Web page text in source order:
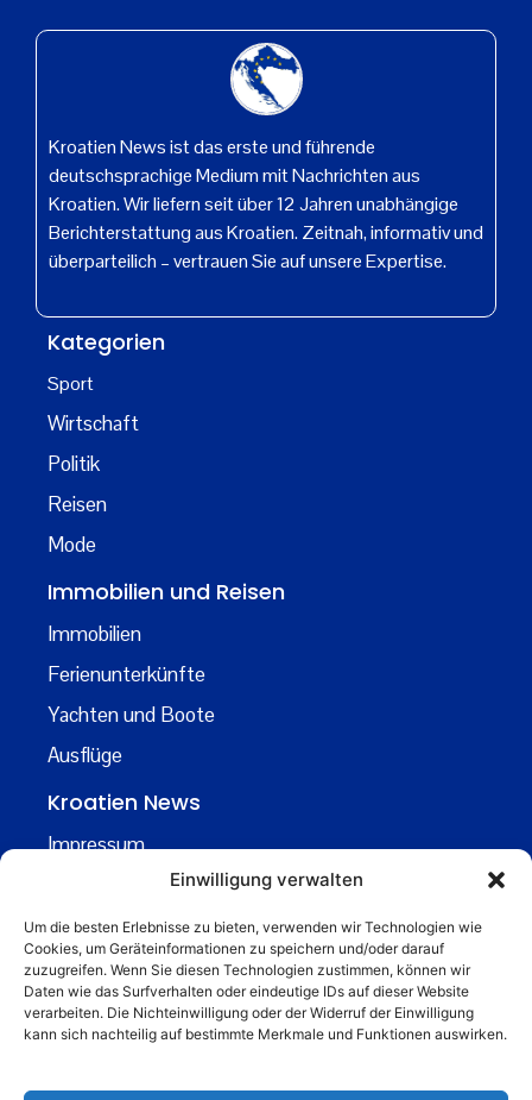
Einwilligung verwalten
Um die besten Erlebnisse zu bieten, verwenden wir Technologien wie
Cookies, um Geräteinformationen zu speichern und/oder darauf
zuzugreifen. Wenn Sie diesen Technologien zustimmen, können wir
Daten wie das Surfverhalten oder eindeutige IDs auf dieser Website
verarbeiten. Die Nichteinwilligung oder der Widerruf der Einwilligung
kann sich nachteilig auf bestimmte Merkmale und Funktionen auswirken.
Kroatien News ist das erste und führende
deutschsprachige Medium mit Nachrichten aus
Kroatien. Wir liefern seit über 12 Jahren unabhängige
Berichterstattung aus Kroatien. Zeitnah, informativ und
überparteilich – vertrauen Sie auf unsere Expertise.
Kategorien
Sport
Wirtschaft
Politik
Reisen
Mode
Immobilien und Reisen
Immobilien
Ferienunterkünfte
Yachten und Boote
Ausflüge
Kroatien News
Impressum
Kontakt
Über uns
Business